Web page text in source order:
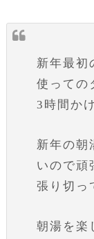
新年最初
使っての
3時間か
新年の朝
いので頑
張り切っ
朝湯を楽